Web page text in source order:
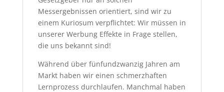
Messergebnissen orientiert, sind wir zu
einem Kuriosum verpflichtet: Wir müssen in
unserer Werbung Effekte in Frage stellen,
die uns bekannt sind!
Während über fünfundzwanzig Jahren am
Markt haben wir einen schmerzhaften
Lernprozess durchlaufen. Manchmal haben